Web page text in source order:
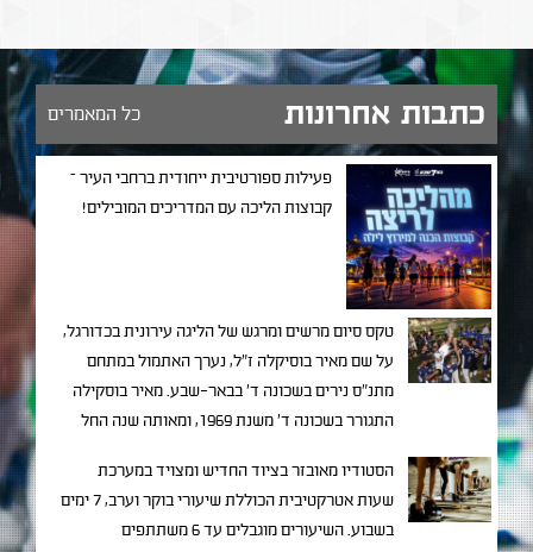
כתבות אחרונות כל המאמרים
פעילות ספורטיבית ייחודית ברחבי העיר –
קבוצות הליכה עם המדריכים המובילים!
טקס סיום מרשים ומרגש של הליגה עירונית בכדורגל,
על שם מאיר בוסיקלה ז"ל, נערך האתמול במתחם
מתנ"ס נירים בשכונה ד' בבאר-שבע. מאיר בוסקילה
התגורר בשכונה ד' משנת 1969, ומאותה שנה החל
להוציא נערים ממצבי מצוקה תוך שילובם בחברה
באמצעות פרויקטים חינוכיים שונים.
הסטודיו מאובזר בציוד החדיש ומצויד במערכת
שעות אטרקטיבית הכוללת שיעורי בוקר וערב, 7 ימים
בשבוע. השיעורים מוגבלים עד 6 משתתפים